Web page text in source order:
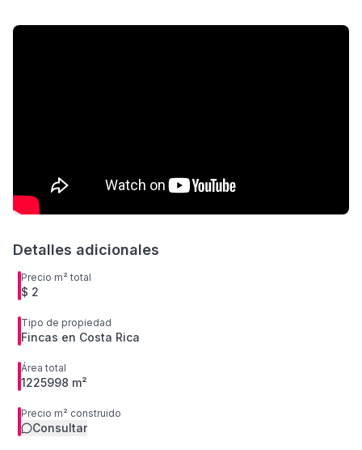
Detalles adicionales
Precio m² total
$ 2
Tipo de propiedad
Fincas en Costa Rica
Área total
1225998 m²
Precio m² construido
Consultar